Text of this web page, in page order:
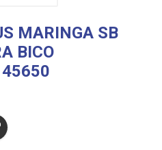
MARINGA SB
BICO
45650